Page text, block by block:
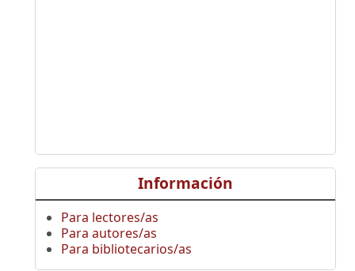
Información
Para lectores/as
Para autores/as
Para bibliotecarios/as